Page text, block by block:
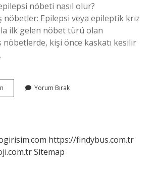
nöbeti nasıl olur?
nöbetler: Epilepsi veya epileptik kriz
ilk gelen nöbet türü olan
kişi önce kaskatı kesilir
Hastalığının
Yorum Bırak
https://findybus.com.tr
Sitemap